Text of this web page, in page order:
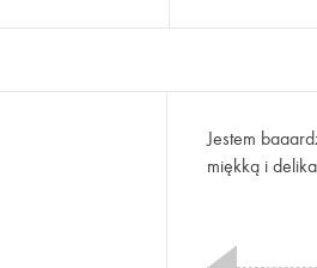
Jestem
miękką i